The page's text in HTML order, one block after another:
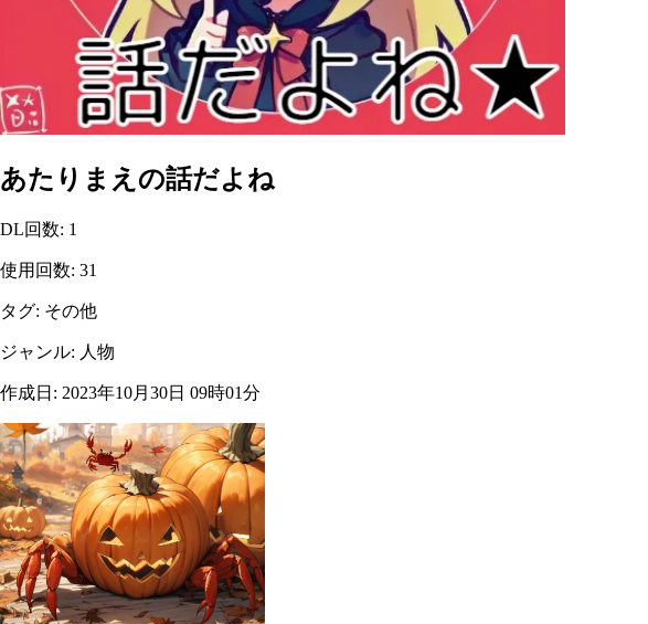
あたりまえの話だよね
DL回数: 1
使用回数: 31
タグ: その他
ジャンル: 人物
作成日 : 2023年10月30日 09時01分